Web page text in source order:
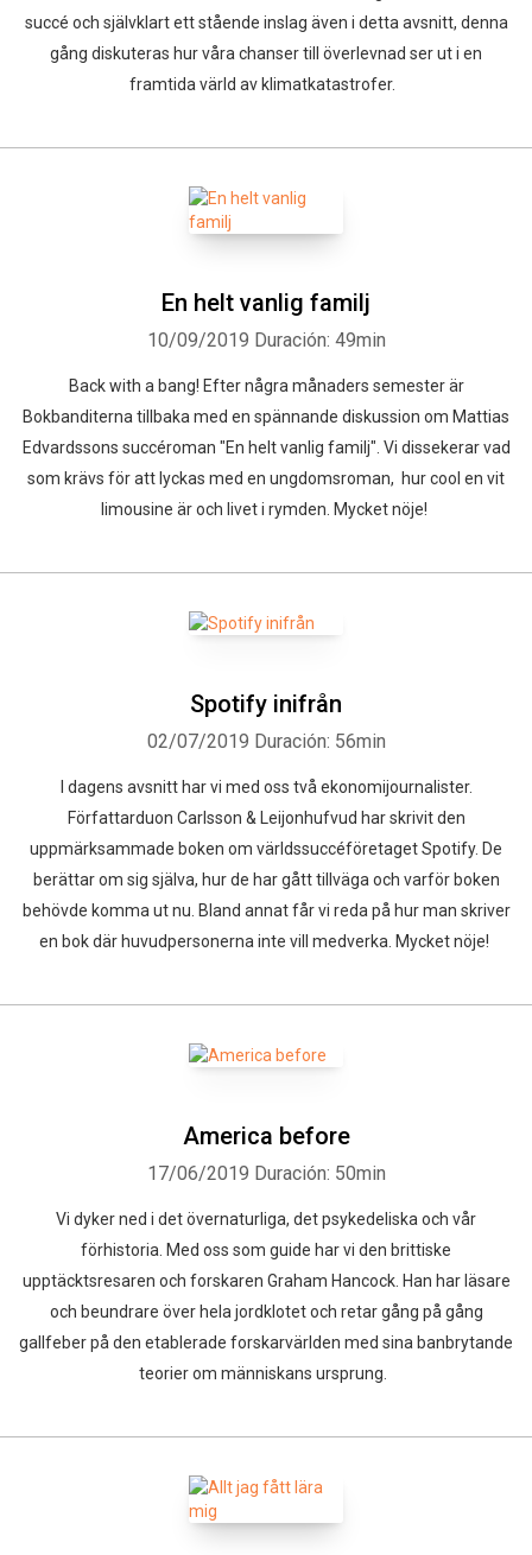
succé och självklart ett stående inslag även i detta avsnitt, denna
gång diskuteras hur våra chanser till överlevnad ser ut i en
framtida värld av klimatkatastrofer.
En helt vanlig familj
10/09/2019 Duración: 49min
Back with a bang! Efter några månaders semester är
Bokbanditerna tillbaka med en spännande diskussion om Mattias
Edvardssons succéroman "En helt vanlig familj". Vi dissekerar vad
som krävs för att lyckas med en ungdomsroman, hur cool en vit
limousine är och livet i rymden. Mycket nöje!
Spotify inifrån
02/07/2019 Duración: 56min
I dagens avsnitt har vi med oss två ekonomijournalister.
Författarduon Carlsson & Leijonhufvud har skrivit den
uppmärksammade boken om världssuccéföretaget Spotify. De
berättar om sig själva, hur de har gått tillväga och varför boken
behövde komma ut nu. Bland annat får vi reda på hur man skriver
en bok där huvudpersonerna inte vill medverka. Mycket nöje!
America before
17/06/2019 Duración: 50min
Vi dyker ned i det övernaturliga, det psykedeliska och vår
förhistoria. Med oss som guide har vi den brittiske
upptäcktsresaren och forskaren Graham Hancock. Han har läsare
och beundrare över hela jordklotet och retar gång på gång
gallfeber på den etablerade forskarvärlden med sina banbrytande
teorier om människans ursprung.